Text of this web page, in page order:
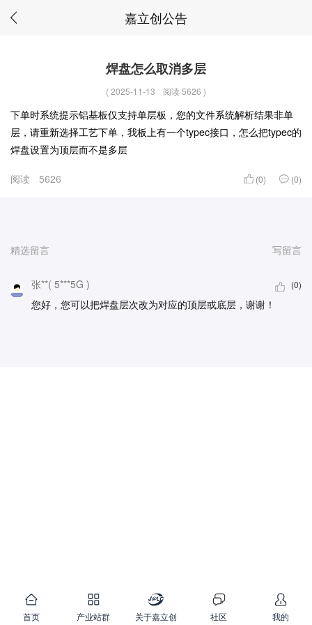
嘉立创公告
焊盘怎么取消多层
(2025-11-13 阅读 5626 )
下单时系统提示铝基板仅支持单层板，您的文件系统解析结果非单
层，请重新选择工艺下单，我板上有一个typec接口，怎么把typec的
焊盘设置为顶层而不是多层
阅读 5626 (0) (0)
精选留言 写留言
张**( 5***5G ) (0)
您好，您可以把焊盘层次改为对应的顶层或底层，谢谢！
首页 产业站群 关于嘉立创 社区 我的